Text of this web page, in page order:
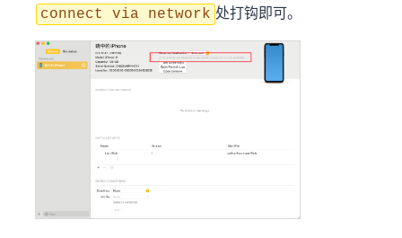
connect via network 处打钩即可。